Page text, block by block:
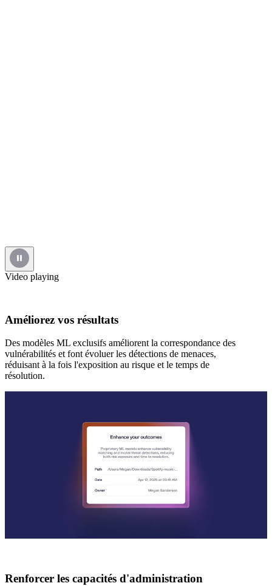
Video playing
Améliorez vos résultats
Des modèles ML exclusifs améliorent la correspondance des
vulnérabilités et font évoluer les détections de menaces,
réduisant à la fois l'exposition au risque et le temps de
résolution.
Renforcer les capacités d'administration